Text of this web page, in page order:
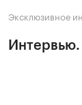
Эксклюзивное